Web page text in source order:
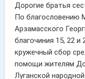
Дорогие братья
По благословению
Арзамасского
благочиния 15, 22
кружечный сбор
помощи жителям
Луганской